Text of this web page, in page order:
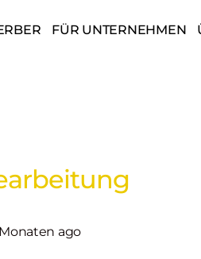
FÜR UNTERNEHMEN
ago